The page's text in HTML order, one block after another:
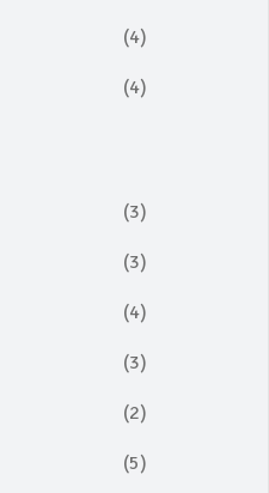
(4)
(4)
(3)
(3)
(4)
(3)
(2)
(5)